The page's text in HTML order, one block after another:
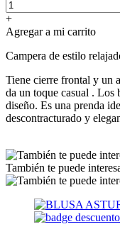
+
Agregar a mi carrito
Campera de estilo
Tiene cierre frontal y un
da un toque casual . Los
diseño. Es una prenda
descontracturado y
También te puede